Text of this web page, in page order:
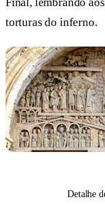
torturas do inferno.
Detalhe